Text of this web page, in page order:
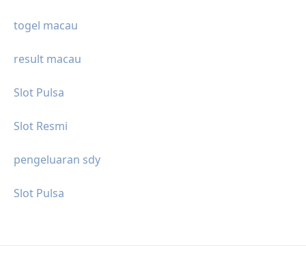
togel macau
result macau
Slot Pulsa
Slot Resmi
pengeluaran sdy
Slot Pulsa